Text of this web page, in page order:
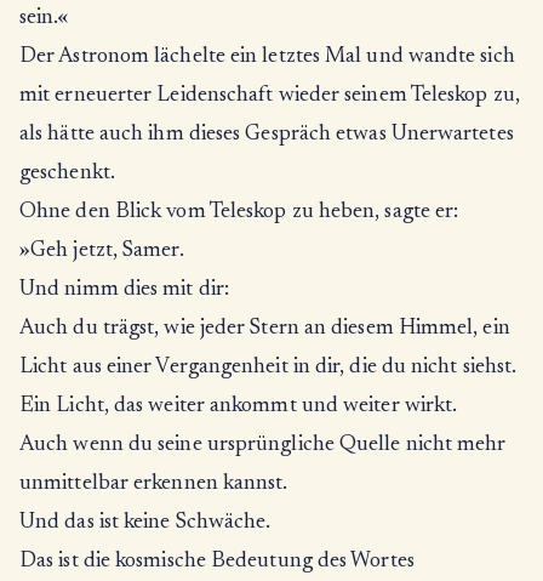
sein.«
Der Astronom lächelte ein letztes Mal und wandte sich
mit erneuerter Leidenschaft wieder seinem Teleskop zu,
als hätte auch ihm dieses Gespräch etwas Unerwartetes
geschenkt.
Ohne den Blick vom Teleskop zu heben, sagte er:
»Geh jetzt, Samer.
Und nimm dies mit dir:
Auch du trägst, wie jeder Stern an diesem Himmel, ein
Licht aus einer Vergangenheit in dir, die du nicht siehst.
Ein Licht, das weiter ankommt und weiter wirkt.
Auch wenn du seine ursprüngliche Quelle nicht mehr
unmittelbar erkennen kannst.
Und das ist keine Schwäche.
Das ist die kosmische Bedeutung des Wortes